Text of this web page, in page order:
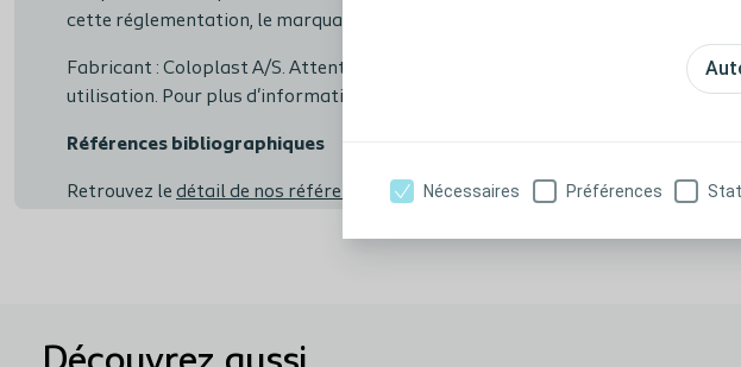
Nécessaires Préférences
cette réglementation, le marquage CE.
Fabricant : Coloplast A/S. Attention, lire attentivement la notice d’instructions
utilisation. Pour plus d'informations, consultez votre professionnel de santé.
Références bibliographiques
Retrouvez le détail de nos références bibliographiques en cliquant ici !